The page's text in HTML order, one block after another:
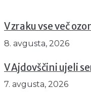
V zraku vse več
8. avgusta, 2026
V Ajdovščini ujeli
7. avgusta, 2026